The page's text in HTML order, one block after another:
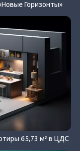
Горизонты»
65,73 м² в ЦДС